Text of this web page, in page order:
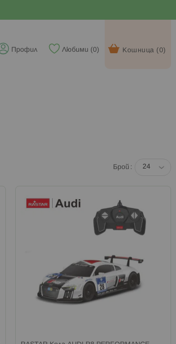
Кошница (0)
Любими (0)
Профил
Брой